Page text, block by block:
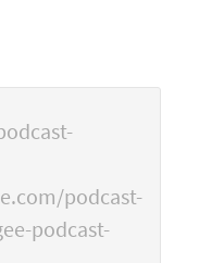
podcast-
podcast-